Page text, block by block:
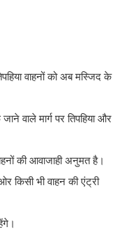
वाहनों को अब मस्जिद के
वाले मार्ग पर तिपहिया और
की आवाजाही अनुमत है।
किसी भी वाहन की एंट्री